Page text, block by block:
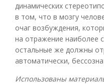
динамических
в том, что в мозгу
очаг возбуждения,
на отражение наиболее
остальные же должны
автоматически,
Использованы